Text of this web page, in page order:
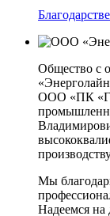
Общество с
ООО «ПК
Мы
Надеемся на